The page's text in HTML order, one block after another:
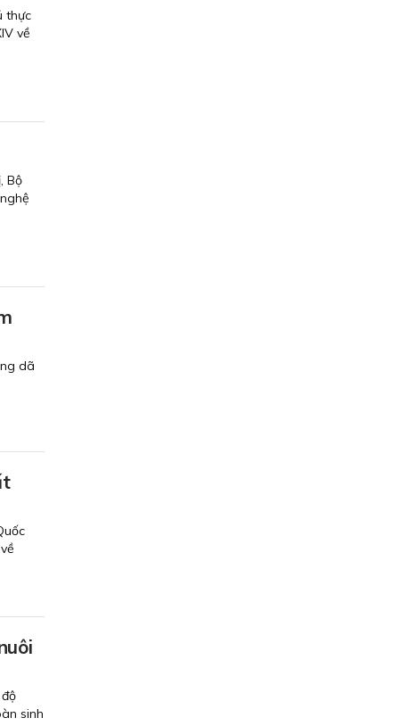
thực
về
Bộ
dã
sinh